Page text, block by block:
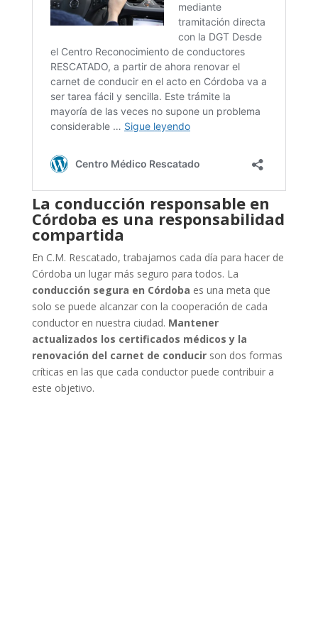
La conducción responsable en
Córdoba es una responsabilidad
compartida
En C.M. Rescatado, trabajamos cada día para hacer de
Córdoba un lugar más seguro para todos. La
conducción segura en Córdoba es una meta que
solo se puede alcanzar con la cooperación de cada
conductor en nuestra ciudad. Mantener
actualizados los certificados médicos y la
renovación del carnet de conducirson dos formas
críticas en las que cada conductor puede contribuir a
este objetivo.